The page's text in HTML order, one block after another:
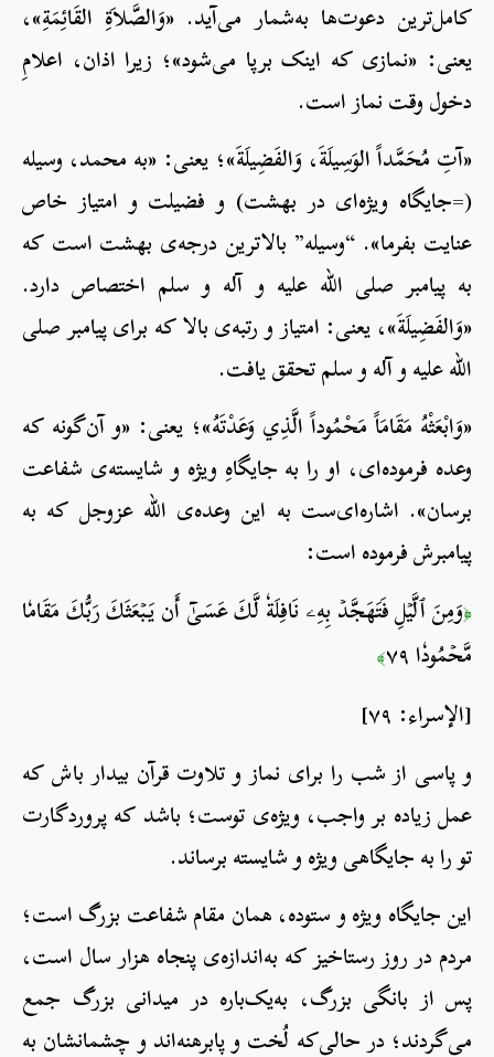
کامل‌ترین دعوت‌ها به‌شمار می‌آید. «وَالصَّلاَةِ القَائِمَةِ»،
یعنی: «نمازی که اینک برپا می‌شود»؛ زیرا اذان، اعلامِ
دخول وقت نماز است.
«آتِ مُحَمَّداً الوَسِيلَةَ، وَالفَضِيلَةَ»؛ یعنی: «به محمد، وسیله
(=جایگاه ویژه‌ای در بهشت) و فضیلت و امتیاز خاص
عنایت بفرما». “وسیله” بالاترین درجه‌ی بهشت است که
به پیامبر صلی الله علیه و آله و سلم اختصاص دارد.
«وَالفَضِيلَةَ»، یعنی: امتیاز و رتبه‌ی بالا که برای پیامبر صلی
الله علیه و آله و سلم تحقق یافت.
«وَابْعَثْهُ مَقَامَاً مَحْمُوداً الَّذِي وَعَدْتَهُ»؛ یعنی: «و آن‌گونه که
وعده فرموده‌ای، او را به جایگاهِ ویژه و شایسته‌ی شفاعت
برسان». اشاره‌ای‌ست به این وعده‌ی الله عزوجل که به
پیامبرش فرموده است:
﴿وَمِنَ ٱلَّيۡلِ فَتَهَجَّدۡ بِهِۦ نَافِلَةٗ لَّكَ عَسَىٰٓ أَن يَبۡعَثَكَ رَبُّكَ مَقَامٗا
مَّحۡمُودٗا ٧٩
﴾
[الإسراء: ٧٩]
و پاسی از شب را برای نماز و تلاوت قرآن بیدار باش که
عمل زیاده بر واجب، ویژه‌ی توست؛ باشد که پروردگارت
تو را به جایگاهی ویژه و شایسته‌ برساند.
این جایگاه ویژه و ستوده، همان مقام شفاعت بزرگ است؛
مردم در روز رستاخیز که به‌اندازه‌ی پنجاه هزار سال است،
پس از بانگی بزرگ، به‌یک‌باره در میدانی بزرگ جمع
می‌گردند؛ در حالی‌که لُخت و پابرهنه‌اند و چشمانشان به